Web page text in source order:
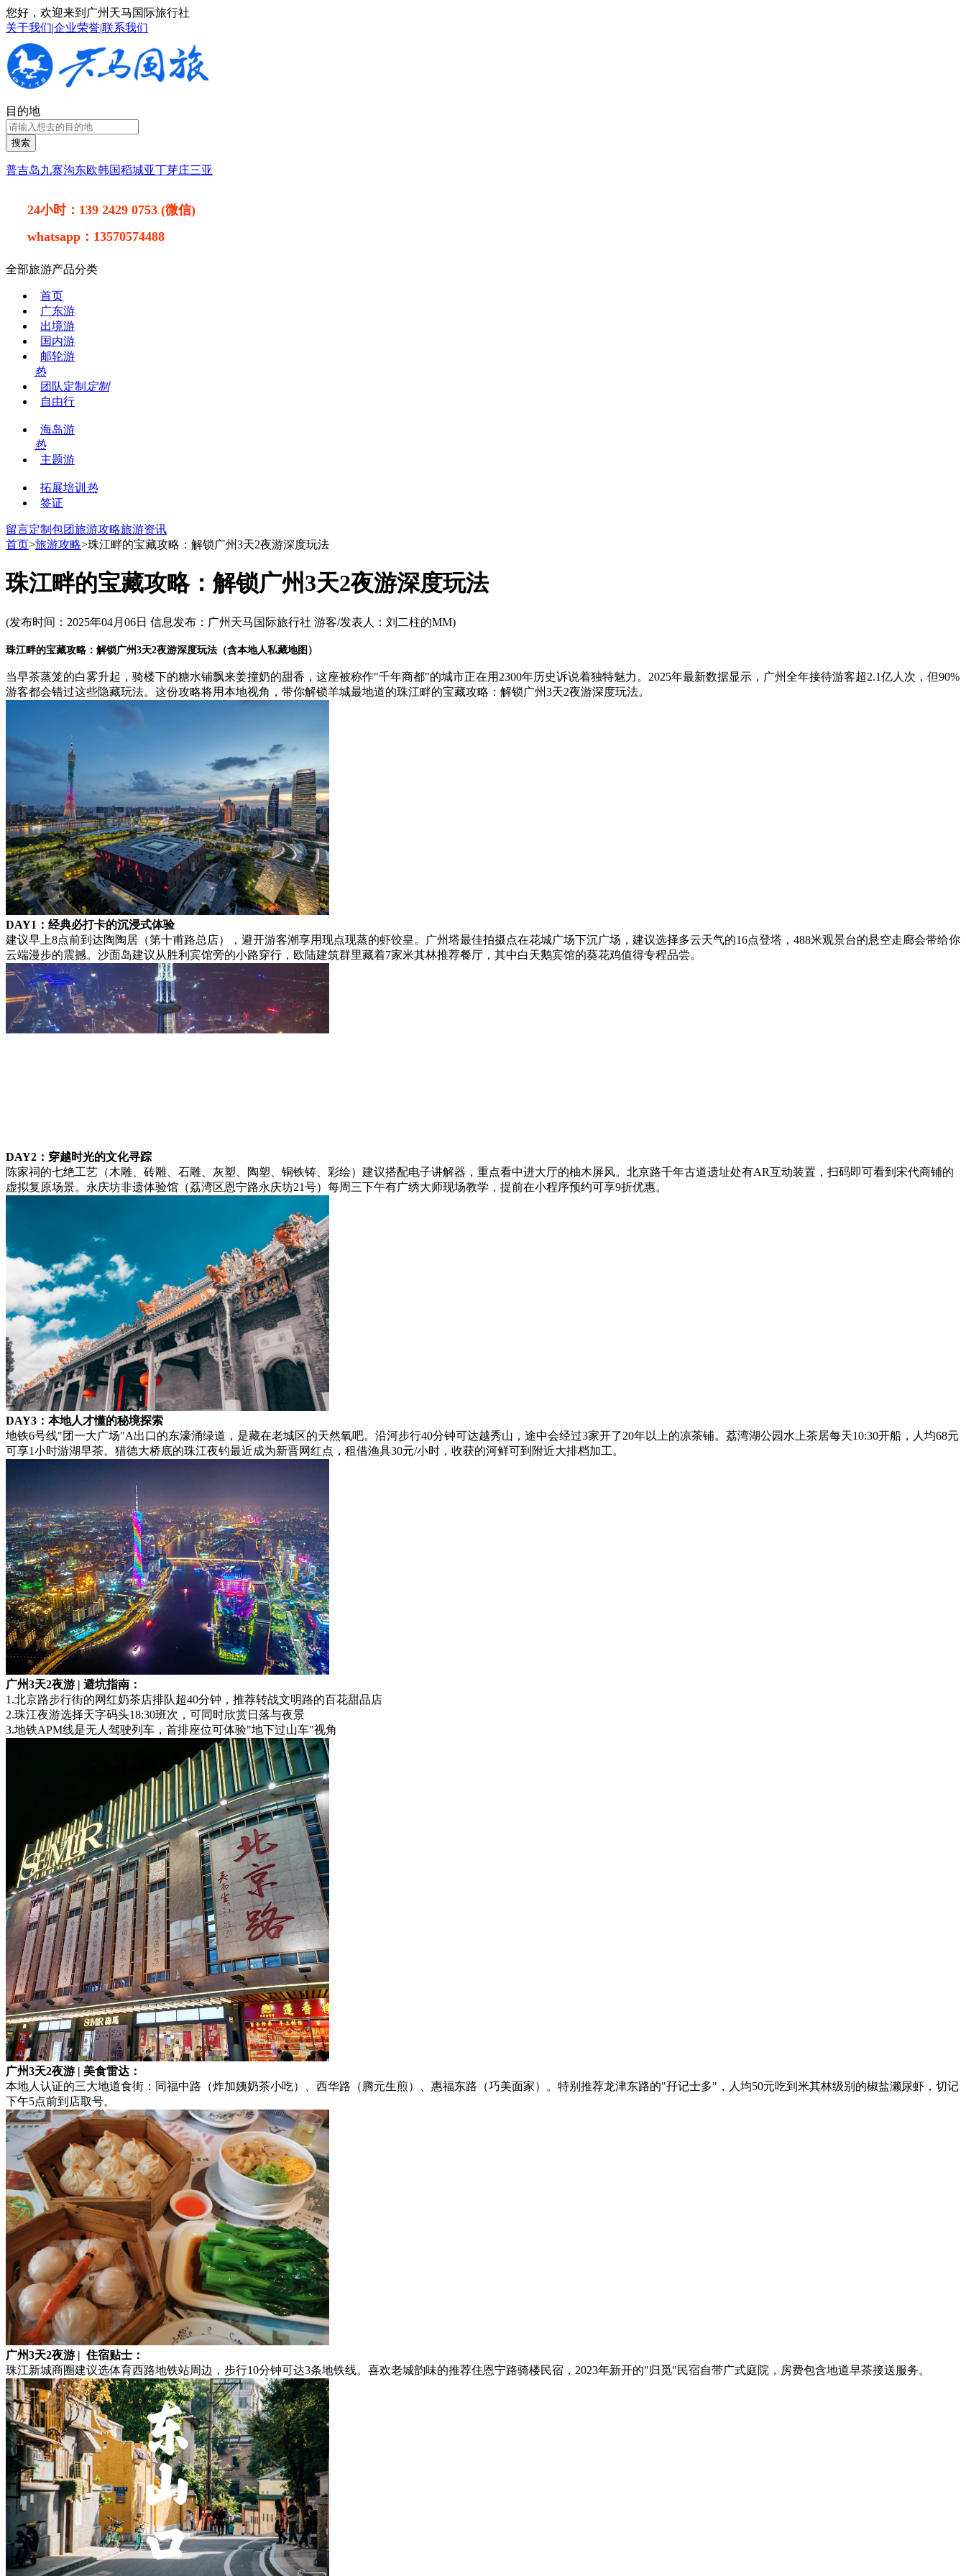
您好，欢迎来到广州天马国际旅行社
关于我们|企业荣誉|联系我们
目的地
搜索
普吉岛九寨沟东欧韩国稻城亚丁芽庄三亚
24小时： 139 2429 0753 (微信)
whatsapp： 13570574488
全部旅游产品分类
首页
广东游
出境游
国内游
邮轮游
热
团队定制 定制
自由行
海岛游
热
主题游
拓展培训 热
签证
留言定制包团旅游攻略旅游资讯
首页>旅游攻略>珠江畔的宝藏攻略：解锁广州3天2夜游深度玩法
珠江畔的宝藏攻略：解锁广州3天2夜游深度玩法
(发布时间：2025年04月06日 信息发布：广州天马国际旅行社 游客/发表人：刘二柱的MM)
珠江畔的宝藏攻略：解锁广州3天2夜游深度玩法（含本地人私藏地图）
当早茶蒸笼的白雾升起，骑楼下的糖水铺飘来姜撞奶的甜香，这座被称作"千年商都"的城市正在用2300年历史诉说着独特魅力。2025年最新数据显示，广州全年接待游客超2.1亿人次，但90%
游客都会错过这些隐藏玩法。这份攻略将用本地视角，带你解锁羊城最地道的珠江畔的宝藏攻略：解锁广州3天2夜游深度玩法。
DAY1：经典必打卡的沉浸式体验
建议早上8点前到达陶陶居（第十甫路总店），避开游客潮享用现点现蒸的虾饺皇。广州塔最佳拍摄点在花城广场下沉广场，建议选择多云天气的16点登塔，488米观景台的悬空走廊会带给你
云端漫步的震撼。沙面岛建议从胜利宾馆旁的小路穿行，欧陆建筑群里藏着7家米其林推荐餐厅，其中白天鹅宾馆的葵花鸡值得专程品尝。
DAY2：穿越时光的文化寻踪
陈家祠的七绝工艺（木雕、砖雕、石雕、灰塑、陶塑、铜铁铸、彩绘）建议搭配电子讲解器，重点看中进大厅的柚木屏风。北京路千年古道遗址处有AR互动装置，扫码即可看到宋代商铺的
虚拟复原场景。永庆坊非遗体验馆（荔湾区恩宁路永庆坊21号）每周三下午有广绣大师现场教学，提前在小程序预约可享9折优惠。
DAY3：本地人才懂的秘境探索
地铁6号线"团一大广场"A出口的东濠涌绿道，是藏在老城区的天然氧吧。沿河步行40分钟可达越秀山，途中会经过3家开了20年以上的凉茶铺。荔湾湖公园水上茶居每天10:30开船，人均68元
可享1小时游湖早茶。猎德大桥底的珠江夜钓最近成为新晋网红点，租借渔具30元/小时，收获的河鲜可到附近大排档加工。
广州3天2夜游 | 避坑指南：
1.北京路步行街的网红奶茶店排队超40分钟，推荐转战文明路的百花甜品店
2.珠江夜游选择天字码头18:30班次，可同时欣赏日落与夜景
3.地铁APM线是无人驾驶列车，首排座位可体验"地下过山车"视角
广州3天2夜游 | 美食雷达：
本地人认证的三大地道食街：同福中路（炸加姨奶茶小吃）、西华路（腾元生煎）、惠福东路（巧美面家）。特别推荐龙津东路的"孖记士多"，人均50元吃到米其林级别的椒盐濑尿虾，切记
下午5点前到店取号。
广州3天2夜游 | 住宿贴士：
珠江新城商圈建议选体育西路地铁站周边，步行10分钟可达3条地铁线。喜欢老城韵味的推荐住恩宁路骑楼民宿，2023年新开的"归觅"民宿自带广式庭院，房费包含地道早茶接送服务。